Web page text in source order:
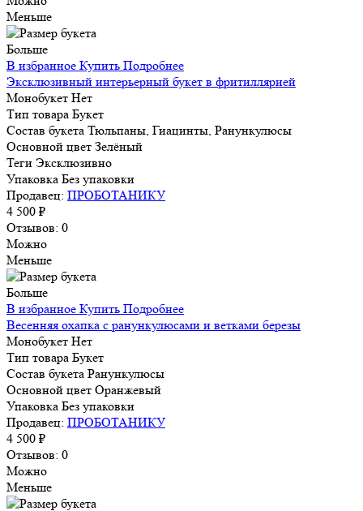
Меньше
Больше
В избранное Купить Подробнее
Эксклюзивный интерьерный букет в фритиллярией
Монобукет Нет
Тип товара Букет
Состав букета Тюльпаны, Гиацинты, Ранункулюсы
Основной цвет Зелёный
Теги Эксклюзивно
Упаковка Без упаковки
Продавец: ПРОБОТАНИКУ
4 500 ₽
Отзывов: 0
Можно
Меньше
Больше
В избранное Купить Подробнее
Весенняя охапка с ранункулюсами и ветками березы
Монобукет Нет
Тип товара Букет
Состав букета Ранункулюсы
Основной цвет Оранжевый
Упаковка Без упаковки
Продавец: ПРОБОТАНИКУ
4 500 ₽
Отзывов: 0
Можно
Меньше